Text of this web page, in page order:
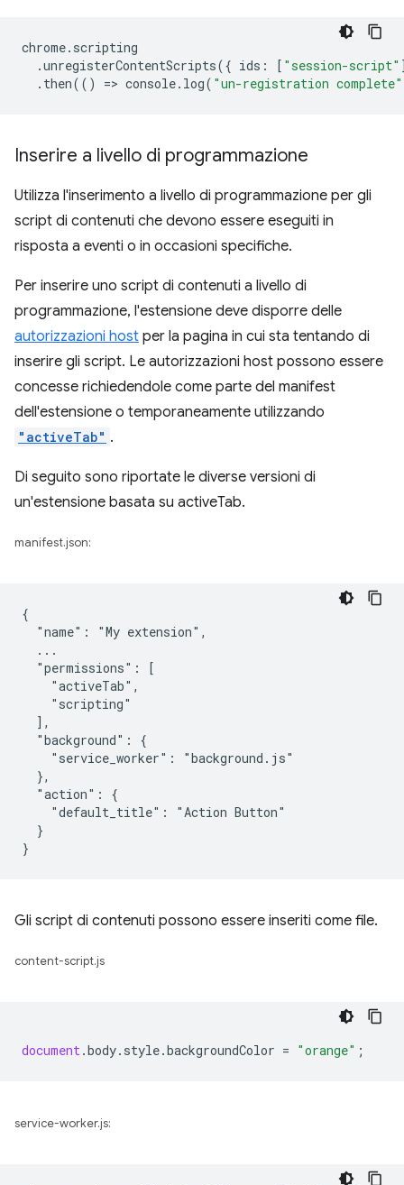
chrome. scripting
.unregisterContentScripts({ ids : [ "session-script"
. then(() => console. log( "un-registration complete"
Inserire a livello di programmazione
Utilizza l'inserimento a livello di programmazione per gli
script di contenuti che devono essere eseguiti in
risposta a eventi o in occasioni specifiche.
Per inserire uno script di contenuti a livello di
programmazione, l'estensione deve disporre delle
autorizzazioni host per la pagina in cui sta tentando di
inserire gli script. Le autorizzazioni host possono essere
concesse richiedendole come parte del manifest
dell'estensione o temporaneamente utilizzando
"activeTab" .
Di seguito sono riportate le diverse versioni di
un'estensione basata su activeTab.
manifest.json:
{
  "name": "My extension",
  ...
  "permissions": [
    "activeTab",
    "scripting"
  ],
  "background": {
    "service_worker": "background.js"
  },
  "action": {
    "default_title": "Action Button"
  }
Gli script di contenuti possono essere inseriti come file.
content-script.js
document.body. style.backgroundColor = "orange" ;
service-worker.js: